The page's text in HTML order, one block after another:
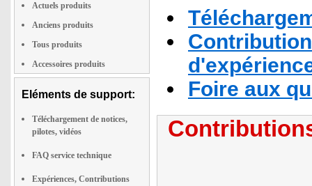
Actuels produits
Anciens produits
Tous produits
Accessoires produits
Eléments de support:
Téléchargement de notices,
pilotes, vidéos
FAQ service technique
Expériences, Contributions
Foire aux